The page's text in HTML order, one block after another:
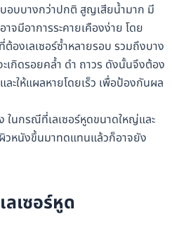
อบบางกว่าปกติ สูญเสียน้ำมาก มี
จมีอาการระคายเคืองง่าย โดย
ต้องเลเซอร์ซ้ำหลายรอบ รวมถึงบาง
เกิดรอยคล้ำ ดำ ถาวร ดังนั้นจึงต้อง
ะให้แผลหายโดยเร็ว เพื่อป้องกันผล
ในกรณีที่เลเซอร์หูดขนาดใหญ่และ
วหนังขึ้นมาทดแทนแล้วก็อาจยัง
ลเซอร์หูด